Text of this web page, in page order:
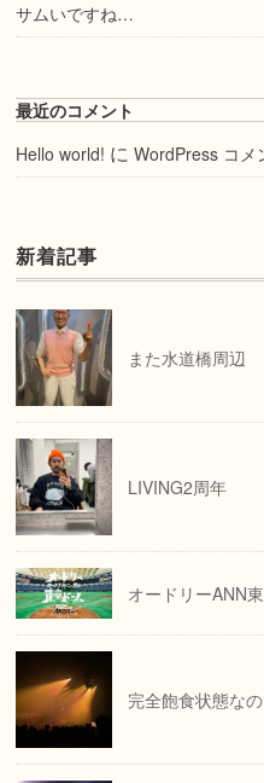
サムいですね…
最近のコメント
Hello world! にWordPress コメ
新着記事
また水道橋周辺
LIVING2周年
オードリーANN
完全飽食状態な